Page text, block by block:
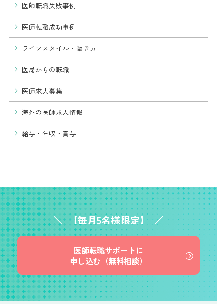
医師転職失敗事例
医師転職成功事例
ライフスタイル・働き方
医局からの転職
医師求人募集
海外の医師求人情報
給与・年収・賞与
【毎月5名様限定】
医師転職サポートに
申し込む（無料相談）